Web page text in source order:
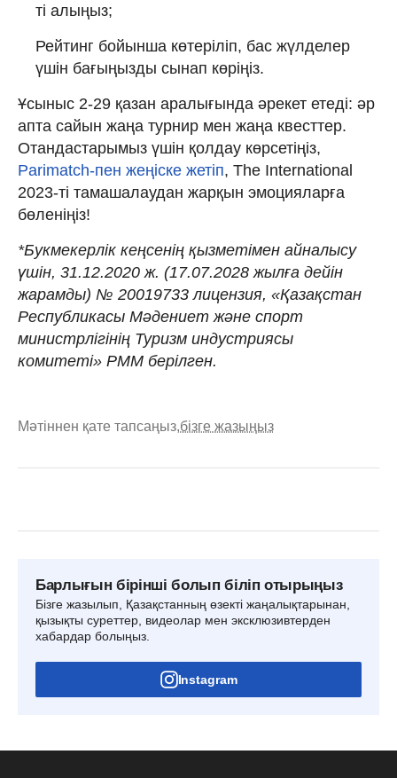
ті алыңыз;
Рейтинг бойынша көтеріліп, бас жүлделер
үшін бағыңызды сынап көріңіз.
Ұсыныс 2-29 қазан аралығында әрекет етеді: әр
апта сайын жаңа турнир мен жаңа квесттер.
Отандастарымыз үшін қолдау көрсетіңіз,
Parimatch-пен жеңіске жетіп, The International
2023-ті тамашалаудан жарқын эмоцияларға
бөленіңіз!
*Букмекерлік кеңсенің қызметімен айналысу
үшін, 31.12.2020 ж. (17.07.2028 жылға дейін
жарамды) № 20019733 лицензия, «Қазақстан
Республикасы Мәдениет және спорт
министрлігінің Туризм индустриясы
комитеті» РММ берілген.
Мәтіннен қате тапсаңыз,бізге жазыңыз
Барлығын бірінші болып біліп отырыңыз
Бізге жазылып, Қазақстанның өзекті жаңалықтарынан,
қызықты суреттер, видеолар мен эксклюзивтерден
хабардар болыңыз.
Instagram